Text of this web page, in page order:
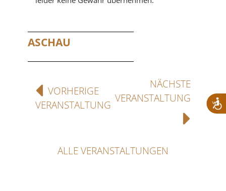
ASCHAU
VORHERIGE
VERANSTALTUNG
NÄCHSTE
VERANSTALTUNG
ALLE VERANSTALTUNGEN